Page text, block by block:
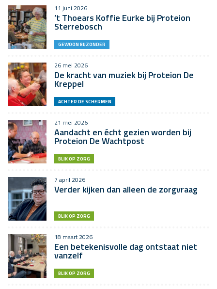
11 juni 2026
’t Thoears Koffie Eurke bij Proteion
Sterrebosch
GEWOON BIJZONDER
26 mei 2026
De kracht van muziek bij Proteion De
Kreppel
ACHTER DE SCHERMEN
21 mei 2026
Aandacht en écht gezien worden bij
Proteion De Wachtpost
BLIK OP ZORG
7 april 2026
Verder kijken dan alleen de zorgvraag
BLIK OP ZORG
18 maart 2026
Een betekenisvolle dag ontstaat niet
vanzelf
BLIK OP ZORG